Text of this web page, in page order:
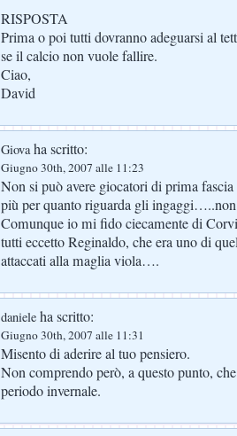
RISPOSTA
Prima o poi tutti dovranno adeguarsi al
se il calcio non vuole fallire.
Ciao,
David
Giovaha scritto:
Giugno 30th, 2007 alle 11:23
Non si può avere giocatori di prima fascia
più per quanto riguarda gli
Comunque io mi fido ciecamente di
tutti eccetto Reginaldo, che era uno di
attaccati alla maglia viola….
daniele ha scritto:
Giugno 30th, 2007 alle 11:31
Misento di aderire al tuo pensiero.
Non comprendo però, a questo punto,
periodo invernale.